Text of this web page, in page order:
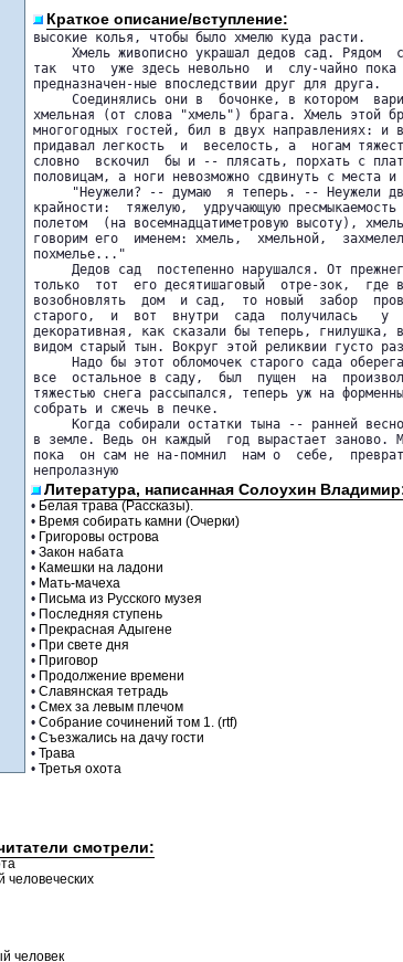
Краткое описание/вступление:
высокие колья, чтобы было хмелю куда расти.
Хмель живописно украшал дедов сад. Рядом
так  что  уже здесь невольно  и  слу-чайно пока
предназначен-ные впоследствии друг для друга.
Соединялись они в  бочонке, в котором
хмельная (от слова "хмель") брага. Хмель этой
многогодных гостей, бил в двух направлениях:
придавал легкость  и  веселость, а  ногам
словно  вскочил  бы и -- плясать, порхать с
половицам, а ноги невозможно сдвинуть с места
"Неужели? -- думаю  я теперь. -- Неужели
крайности:  тяжелую,  удручающую
полетом  (на восемнадцатиметровую высоту),
говорим его  именем: хмель,  хмельной,
похмелье..."
Дедов сад  постепенно нарушался. От
только  тот  его десятишаговый  отре-зок,
возобновлять  дом  и сад,  то новый  забор
старого,  и  вот  внутри  сада  получилась   у
декоративная, как сказали бы теперь, гнилушка,
видом старый тын. Вокруг этой реликвии густо
Надо бы этот обломочек старого сада
все  остальное в саду,  был  пущен  на
тяжестью снега рассыпался, теперь уж на
собрать и сжечь в печке.
Когда собирали остатки тына -- ранней
в земле. Ведь он каждый  год вырастает заново.
пока  он сам не на-помнил  нам о  себе,
непролазную
Литература, написанная Солоухин
• Белая трава (Рассказы).
• Время собирать камни (Очерки)
• Григоровы острова
• Закон набата
• Камешки на ладони
• Мать-мачеха
• Письма из Русского музея
• Последняя ступень
• Прекрасная Адыгене
• При свете дня
• Приговор
• Продолжение времени
• Славянская тетрадь
• Смех за левым плечом
• Собрание сочинений том 1. (rtf)
• Съезжались на дачу гости
• Трава
• Третья охота
смотрели:
человеческих
человек